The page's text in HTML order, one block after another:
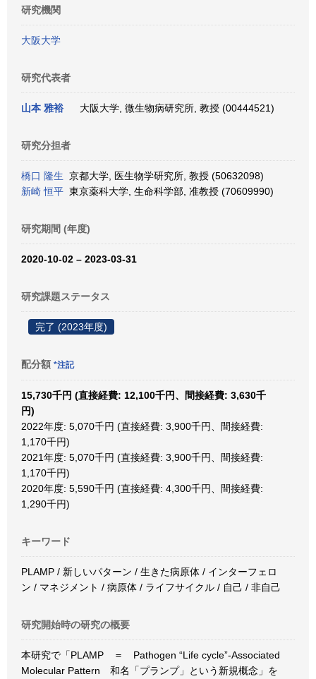
研究機関
大阪大学
研究代表者
山本 雅裕 大阪大学, 微生物病研究所, 教授 (00444521)
研究分担者
橋口 隆生 京都大学, 医生物学研究所, 教授 (50632098)
新崎 恒平 東京薬科大学, 生命科学部, 准教授 (70609990)
研究期間 (年度)
2020-10-02 – 2023-03-31
研究課題ステータス
完了 (2023年度)
配分額 *注記
15,730千円 (直接経費: 12,100千円、間接経費: 3,630千
円)
2022年度: 5,070千円 (直接経費: 3,900千円、間接経費:
1,170千円)
2021年度: 5,070千円 (直接経費: 3,900千円、間接経費:
1,170千円)
2020年度: 5,590千円 (直接経費: 4,300千円、間接経費:
1,290千円)
キーワード
PLAMP / 新しいパターン / 生きた病原体 / インターフェロ
ン / マネジメント / 病原体 / ライフサイクル / 自己 / 非自己
研究開始時の研究の概要
本研究で「PLAMP ＝ Pathogen “Life cycle”-Associated
Molecular Pattern 和名「プランプ」という新規概念」を